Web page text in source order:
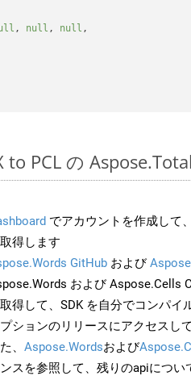
, null , null ,
to PCL の
でアカウントを作成して
得します
GitHub および
および Aspose.Cells
得して、SDK を自分でコンパ
ションのリリースにアクセスし
、 Aspose.Wordsおよび
スを参照して、残りのapiについ